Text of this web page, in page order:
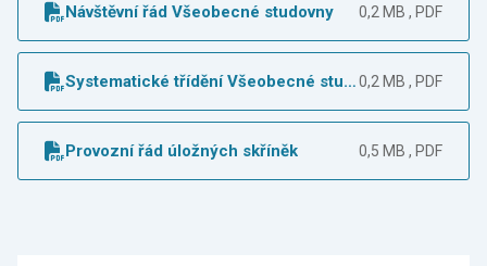
Návštěvní řád Všeobecné studovny 0,2 MB , PDF
Systematické třídění Všeobecné stud
ovny
0,2 MB , PDF
Provozní řád úložných skříněk 0,5 MB , PDF